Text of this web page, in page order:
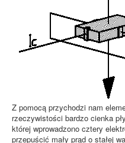
Z pomocą przychodzi nam
rzeczywistości bardzo cienka
której wprowadzono cztery
przepuścić mały prąd o stałej